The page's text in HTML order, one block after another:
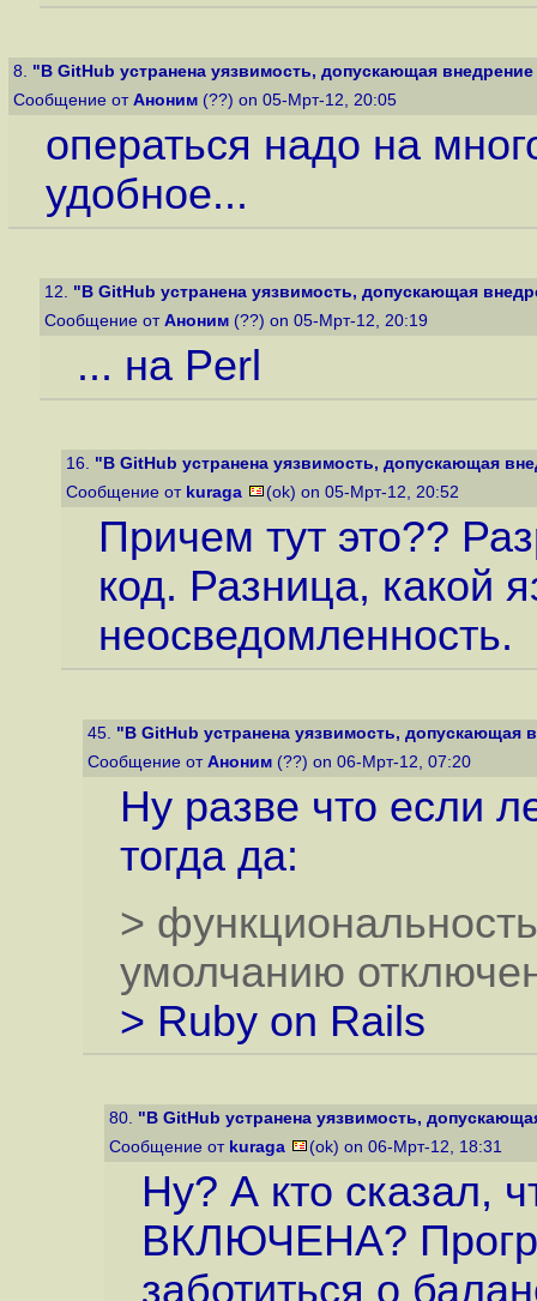
8. "В GitHub устранена уязвимость, допускающая
Сообщение от Аноним (??) on 05-Мрт-12, 20:05
операться надо на
удобное...
12. "В GitHub устранена уязвимость, допускающая
Сообщение от Аноним (??) on 05-Мрт-12, 20:19
... на Perl
16. "В GitHub устранена уязвимость, допускающая
Сообщение от kuraga (ok) on 05-Мрт-12, 20:52
Причем тут это??
код. Разница, какой
неосведомленность.
45. "В GitHub устранена уязвимость, допускающая
Сообщение от Аноним (??) on 06-Мрт-12, 07:20
Ну разве что если
тогда да:
>
умолчанию
> Ruby on Rails
80. "В GitHub устранена уязвимость,
Сообщение от kuraga (ok) on 06-Мрт-12, 18:31
Ну? А кто сказал,
ВКЛЮЧЕНА?
заботиться о